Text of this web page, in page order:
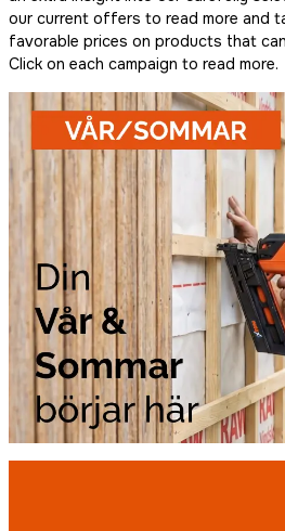
our current offers to read more and
favorable prices on products that
Click on each campaign to read more.